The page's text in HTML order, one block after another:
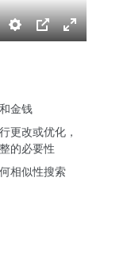
Settings
PIP
Enter
金钱
更改或优化，
的必要性
相似性搜索